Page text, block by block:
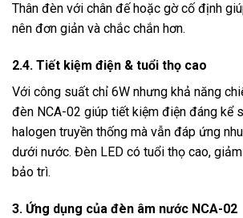
Thân đèn với chân đế hoặc gờ cố định
nên đơn giản và chắc chắn hơn.
2.4. Tiết kiệm điện & tuổi thọ cao
Với công suất chỉ 6W nhưng khả năng
đèn NCA-02 giúp tiết kiệm điện đáng kể
halogen truyền thống mà vẫn đáp ứng
dưới nước. Đèn LED có tuổi thọ cao,
bảo trì.
3. Ứng dụng của đèn âm nước NCA-02